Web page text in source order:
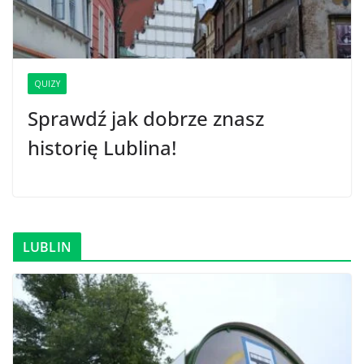
QUIZY
Sprawdź jak dobrze znasz
historię Lublina!
LUBLIN